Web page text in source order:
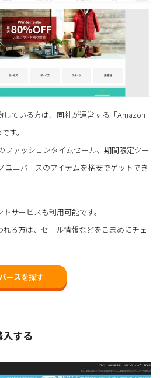
ている方は、同社が運営する「Amazon
す。
ファッションタイムセール、期間限定クー
ユニバースのアイテムを格安でゲットでき
サービスも利用可能です。
る方は、セール情報などをこまめにチェ
ースを探す
入する